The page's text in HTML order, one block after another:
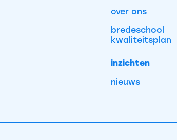
over ons
bredeschool
kwaliteitsplan
inzichten
nieuws